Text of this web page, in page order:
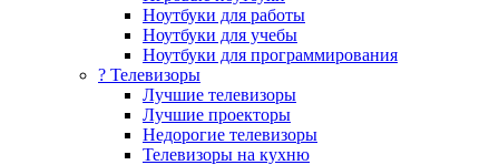
Ноутбуки для работы
Ноутбуки для учебы
Ноутбуки для программирования
? Телевизоры
Лучшие телевизоры
Лучшие проекторы
Недорогие телевизоры
Телевизоры на кухню